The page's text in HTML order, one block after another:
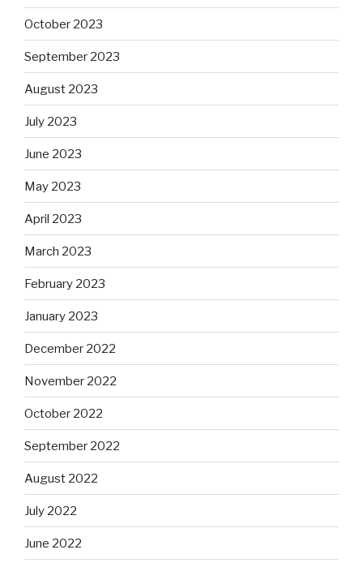
October 2023
September 2023
August 2023
July 2023
June 2023
May 2023
April 2023
March 2023
February 2023
January 2023
December 2022
November 2022
October 2022
September 2022
August 2022
July 2022
June 2022